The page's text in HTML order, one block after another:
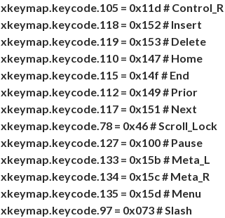
xkeymap.keycode.105 = 0x11d # Control_R
xkeymap.keycode.118 = 0x152 # Insert
xkeymap.keycode.119 = 0x153 # Delete
xkeymap.keycode.110 = 0x147 # Home
xkeymap.keycode.115 = 0x14f # End
xkeymap.keycode.112 = 0x149 # Prior
xkeymap.keycode.117 = 0x151 # Next
xkeymap.keycode.78 = 0x46 # Scroll_Lock
xkeymap.keycode.127 = 0x100 # Pause
xkeymap.keycode.133 = 0x15b # Meta_L
xkeymap.keycode.134 = 0x15c # Meta_R
xkeymap.keycode.135 = 0x15d # Menu
xkeymap.keycode.97 = 0x073 # Slash